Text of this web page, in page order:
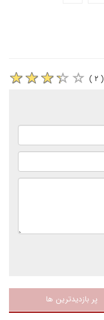
( ۲ )
پر بازدیدترین ها